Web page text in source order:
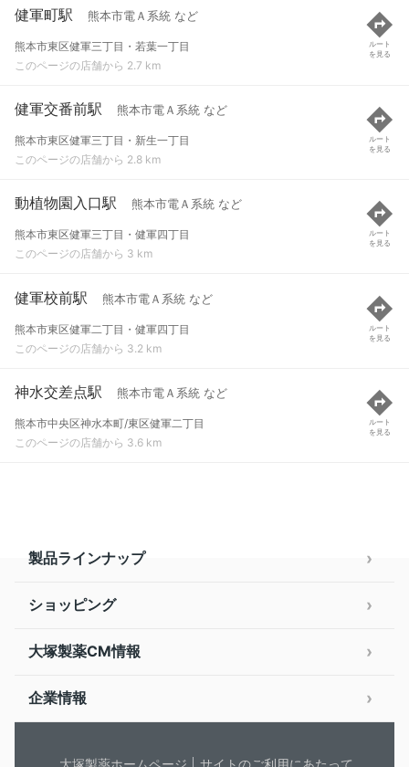
健軍町駅 熊本市電Ａ系統 など
熊本市東区健軍三丁目・若葉一丁目
このページの店舗から 2.7 km
ルート
を見る
健軍交番前駅 熊本市電Ａ系統 など
熊本市東区健軍三丁目・新生一丁目
このページの店舗から 2.8 km
ルート
を見る
動植物園入口駅 熊本市電Ａ系統 など
熊本市東区健軍三丁目・健軍四丁目
このページの店舗から 3 km
ルート
を見る
健軍校前駅 熊本市電Ａ系統 など
熊本市東区健軍二丁目・健軍四丁目
このページの店舗から 3.2 km
ルート
を見る
神水交差点駅 熊本市電Ａ系統 など
熊本市中央区神水本町/東区健軍二丁目
このページの店舗から 3.6 km
ルート
を見る
製品ラインナップ
ショッピング
大塚製薬CM情報
企業情報